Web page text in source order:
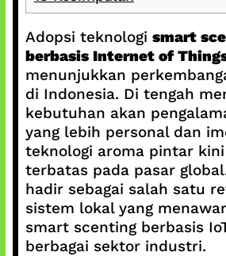
Adopsi teknologi smart
berbasis Internet of
menunjukkan
di Indonesia. Di tengah
kebutuhan akan
yang lebih personal dan
teknologi aroma pintar
terbatas pada pasar
hadir sebagai salah satu
sistem lokal yang
smart scenting berbasis
berbagai sektor industri.